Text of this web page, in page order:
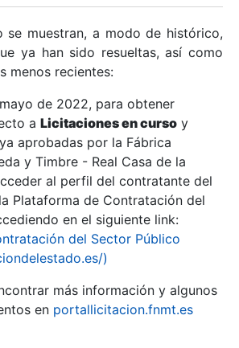
se muestran, a modo de histórico,
ya han sido resueltas, así como
menos recientes:
de 2022, para obtener
a Licitaciones en curso y
ya aprobadas por la Fábrica
y Timbre - Real Casa de la
al perfil del contratante del
Plataforma de Contratación del
en el siguiente link:
del Sector Público
)
más información y algunos
en portallicitacion.fnmt.es